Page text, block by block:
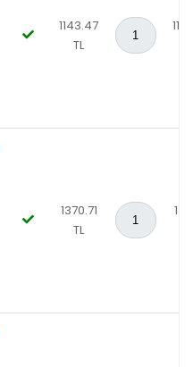
1143.47
TL
1370.71
TL